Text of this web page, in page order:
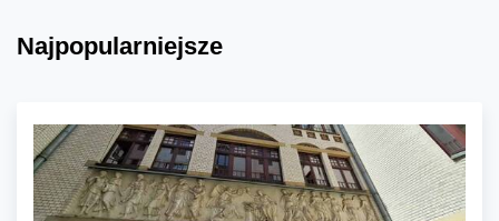
Najpopularniejsze